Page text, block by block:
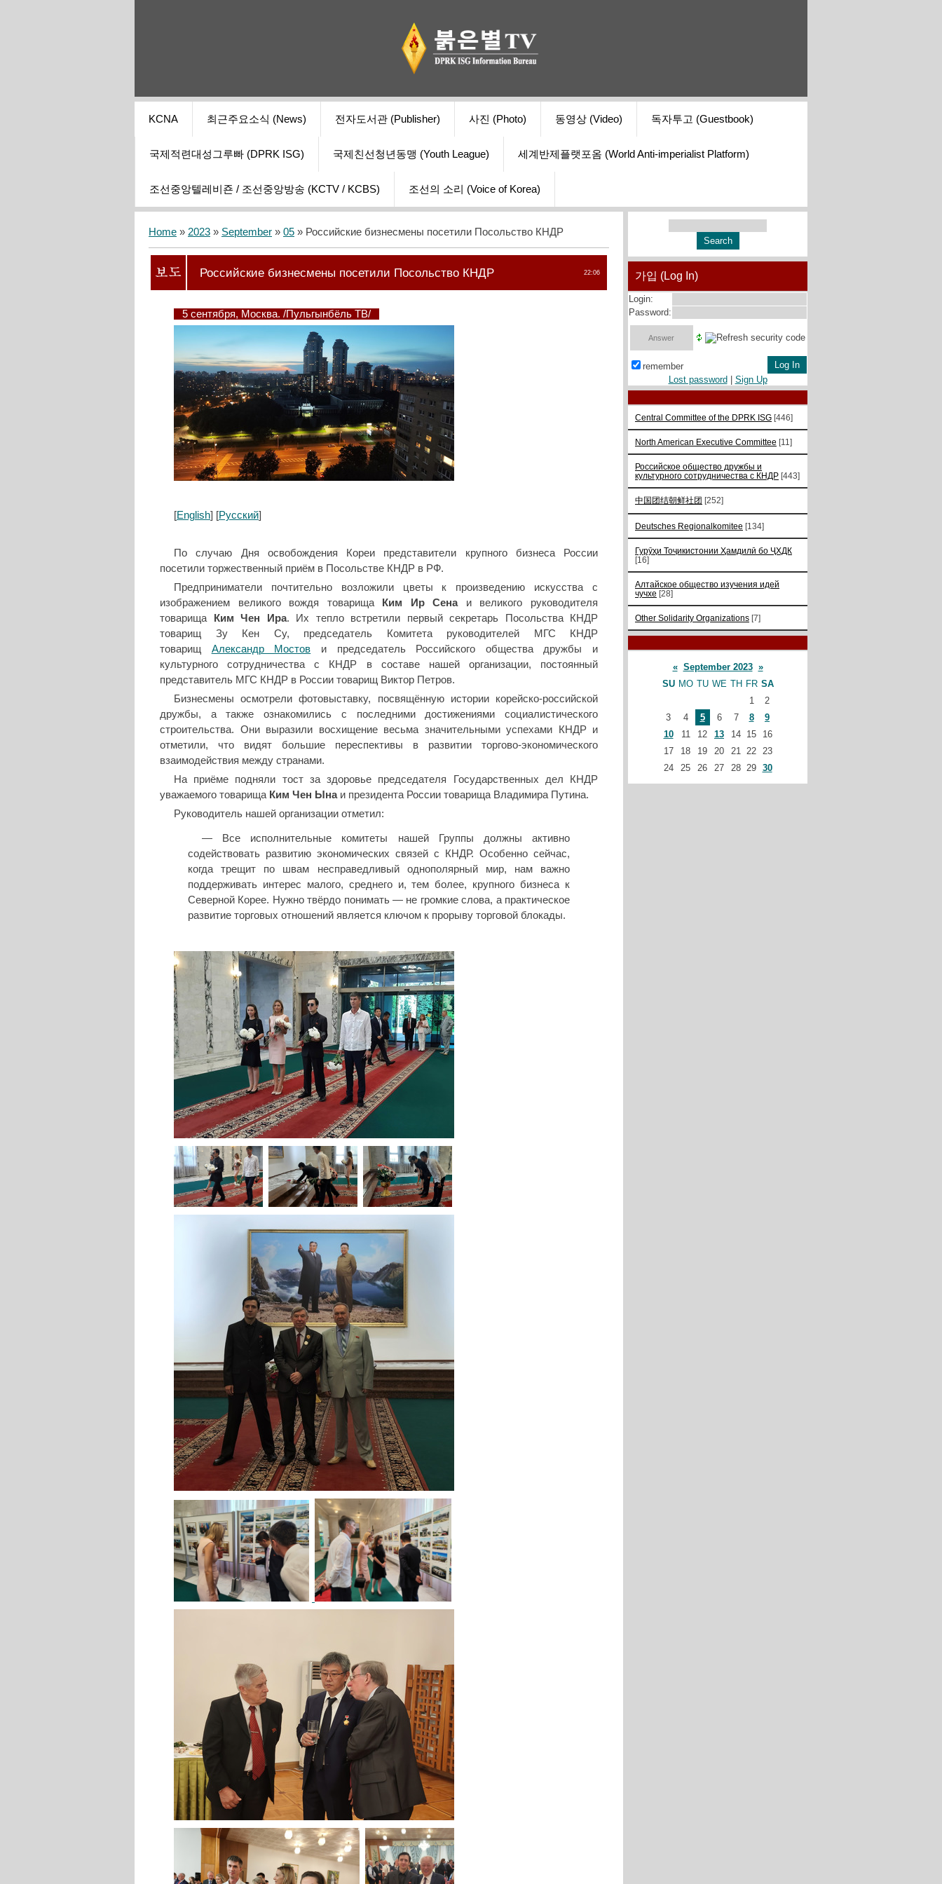
KCNA 최근주요소식 (News) 전자도서관 (Publisher) 사진 (Photo) 동영상 (Video) 독자투고 (Guestbook)
국제적련대성그루빠 (DPRK ISG) 국제친선청년동맹 (Youth League) 세계반제플랫포옴 (World Anti-imperialist Platform)
조선중앙텔레비죤 / 조선중앙방송 (KCTV / KCBS) 조선의 소리 (Voice of Korea)
Home » 2023 » September » 05 » Российские бизнесмены посетили Посольство КНДР
22:06
Российские бизнесмены посетили Посольство КНДР
5 сентября, Москва. /Пульгынбёль ТВ/
[English] [Русский]
По случаю Дня освобождения Кореи представители крупного бизнеса России
посетили торжественный приём в Посольстве КНДР в РФ.
Предприниматели почтительно возложили цветы к произведению искусства с
изображением великого вождя товарища
Ким Ир Сенаи великого руководителя
товарища
Ким Чен Ира. Их тепло встретили первый секретарь Посольства КНДР
товарищ Зу Кен Су, председатель Комитета руководителей МГС КНДР
товарищ Александр Мостов и председатель Российского общества дружбы и
культурного сотрудничества с КНДР в составе нашей организации, постоянный
представитель МГС КНДР в России товарищ Виктор Петров.
Бизнесмены осмотрели фотовыставку, посвящённую истории корейско-российской
дружбы, а также ознакомились с последними достижениями социалистического
строительства. Они выразили восхищение весьма значительными успехами КНДР и
отметили, что видят большие переспективы в развитии торгово-экономического
взаимодействия между странами.
На приёме подняли тост за здоровье председателя Государственных дел КНДР
уважаемого товарища Ким Чен Ынаи президента России товарища Владимира Путина.
Руководитель нашей организации отметил:
— Все исполнительные комитеты нашей Группы должны активно
содействовать развитию экономических связей с КНДР. Особенно сейчас,
когда трещит по швам несправедливый однополярный мир, нам важно
поддерживать интерес малого, среднего и, тем более, крупного бизнеса к
Северной Корее. Нужно твёрдо понимать — не громкие слова, а практическое
развитие торговых отношений является ключом к прорыву торговой блокады.
가입 (Log In)
Login:
Password:
remember
Lost password
Sign Up
Central Committee of the DPRK ISG [446]
North American Executive Committee [11]
Российское общество дружбы и
культурного сотрудничества с КНДР [443]
中国团结朝鲜社团 [252]
Deutsches Regionalkomitee [134]
Гурӯҳи Тоҷикистонии Ҳамдилӣ бо ҶХДК
[16]
Алтайское общество изучения идей
чучхе [28]
Other Solidarity Organizations [7]
« September 2023 »
SU MO TU WE TH FR SA
1
2
3
4 5 6 7 8
9
10
11 12 13 14 15
16
17
18 19 20 21 22 23
24
25 26 27 28 29 30